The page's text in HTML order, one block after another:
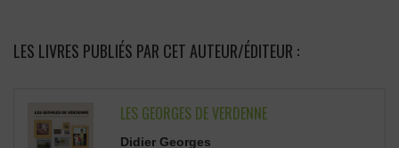
LES LIVRES PUBLIÉS PAR CET AUTEUR/ÉDITEUR :
LES GEORGES DE VERDENNE
Didier Georges